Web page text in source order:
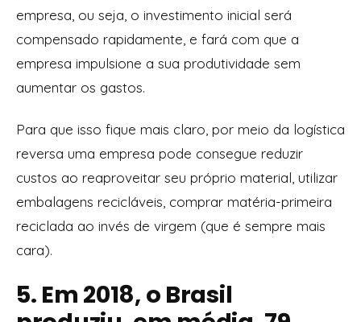
empresa, ou seja, o investimento inicial será
compensado rapidamente, e fará com que a
empresa impulsione a sua produtividade sem
aumentar os gastos.
Para que isso fique mais claro, por meio da logística
reversa uma empresa pode consegue reduzir
custos ao reaproveitar seu próprio material, utilizar
embalagens recicláveis, comprar matéria-primeira
reciclada ao invés de virgem (que é sempre mais
cara).
5. Em 2018, o Brasil